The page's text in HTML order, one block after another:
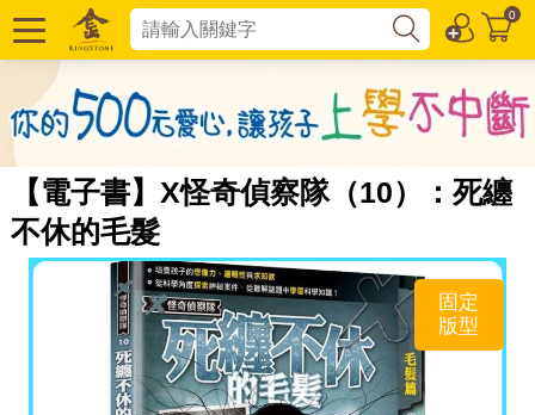
0
【電子書】X怪奇偵察隊（10）：死纏
不休的毛髮
固定
版型